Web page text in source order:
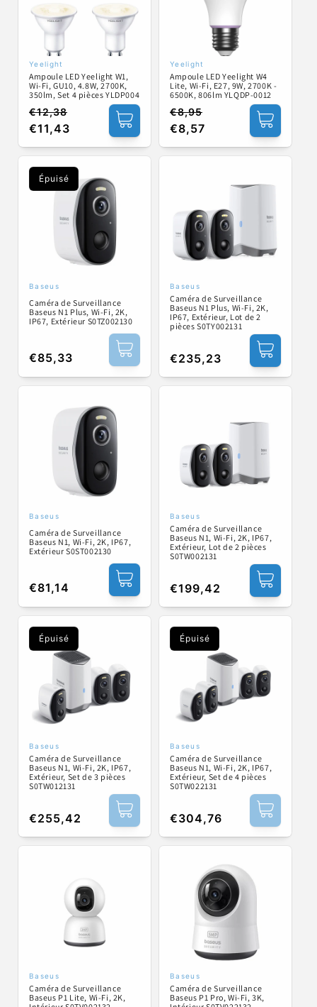
Fournisseur :
Yeelight
Ampoule LED Yeelight W1,
Wi-Fi, GU10, 4.8W, 2700K,
350lm, Set 4 pièces YLDP004
Prix
habituel
€12,38
Prix
promotionnel
€11,43
Fournisseur :
Yeelight
Ampoule LED Yeelight W4
Lite, Wi-Fi, E27, 9W, 2700K -
6500K, 806lm YLQDP-0012
Prix
habituel
€8,95
Prix
promotionnel
€8,57
Épuisé
Fournisseur :
Baseus
Caméra de Surveillance
Baseus N1 Plus, Wi-Fi, 2K,
IP67, Extérieur S0TZ002130
Prix
habituel
€85,33
Fournisseur :
Baseus
Caméra de Surveillance
Baseus N1 Plus, Wi-Fi, 2K,
IP67, Extérieur, Lot de 2
pièces S0TY002131
Prix
habituel
€235,23
Fournisseur :
Baseus
Caméra de Surveillance
Baseus N1, Wi-Fi, 2K, IP67,
Extérieur S0ST002130
Prix
habituel
€81,14
Fournisseur :
Baseus
Caméra de Surveillance
Baseus N1, Wi-Fi, 2K, IP67,
Extérieur, Lot de 2 pièces
S0TW002131
Prix
habituel
€199,42
Épuisé
Fournisseur :
Baseus
Caméra de Surveillance
Baseus N1, Wi-Fi, 2K, IP67,
Extérieur, Set de 3 pièces
S0TW012131
Prix
habituel
€255,42
Épuisé
Fournisseur :
Baseus
Caméra de Surveillance
Baseus N1, Wi-Fi, 2K, IP67,
Extérieur, Set de 4 pièces
S0TW022131
Prix
habituel
€304,76
Fournisseur :
Baseus
Caméra de Surveillance
Baseus P1 Lite, Wi-Fi, 2K,
Fournisseur :
Baseus
Caméra de Surveillance
Baseus P1 Pro, Wi-Fi, 3K,